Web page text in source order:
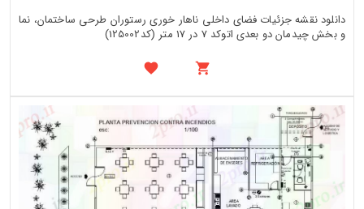
دانلود نقشه جزئیات فضای داخلی ناهار خوری رستوران طرحی ساختمان، نما
و بخش چیدمان دو بعدی اتوکد 7 در 17 متر (کد125002)